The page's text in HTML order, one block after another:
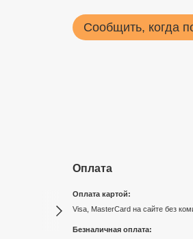
Сообщить, когда
Оплата
Оплата картой:
Visa, MasterCard на сайте без
Безналичная оплата: